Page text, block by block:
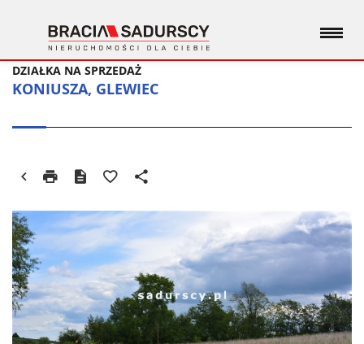
KONIUSZA, GLEWIEC
DZIAŁKA NA SPRZEDAŻ